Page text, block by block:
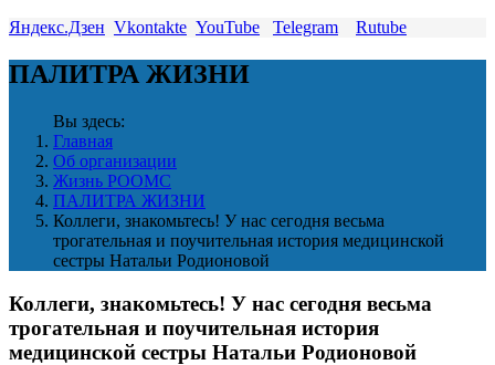
Яндекс.Дзен Vkontakte YouTube Telegram Rutube
ПАЛИТРА ЖИЗНИ
Вы здесь:
Главная
Об организации
Жизнь РООМС
ПАЛИТРА ЖИЗНИ
Коллеги, знакомьтесь! У нас сегодня весьма
трогательная и поучительная история медицинской
сестры Натальи Родионовой
Коллеги, знакомьтесь! У нас сегодня весьма
трогательная и поучительная история
медицинской сестры Натальи Родионовой